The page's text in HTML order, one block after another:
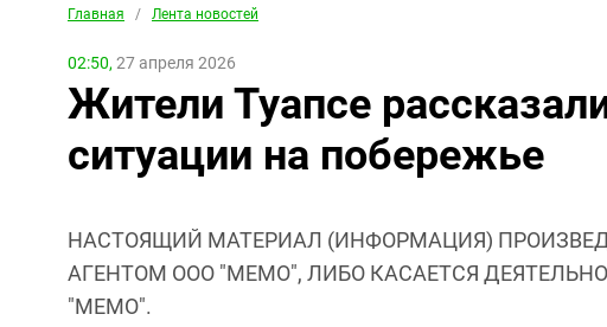
Главная / Лента новостей
02:50, 27 апреля 2026
Жители Туапсе
ситуации на побережье
НАСТОЯЩИЙ МАТЕРИАЛ (ИНФОРМАЦИЯ)
АГЕНТОМ ООО "МЕМО", ЛИБО КАСАЕТСЯ
"МЕМО".